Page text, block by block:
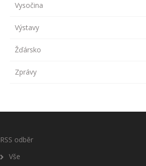
Vysočina
Výstavy
Žďársko
Zprávy
RSS odběr
Vše